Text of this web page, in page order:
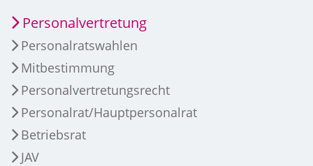
Personalvertretung
Personalratswahlen
Mitbestimmung
Personalvertretungsrecht
Personalrat/Hauptpersonalrat
Betriebsrat
JAV